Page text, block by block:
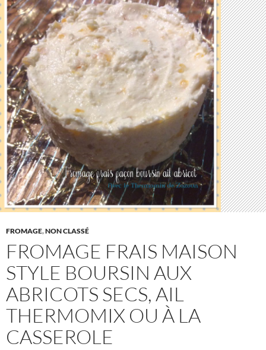
FROMAGE,NON CLASSÉ
FROMAGE FRAIS MAISON
STYLE BOURSIN AUX
ABRICOTS SECS, AIL
THERMOMIX OU À LA
CASSEROLE